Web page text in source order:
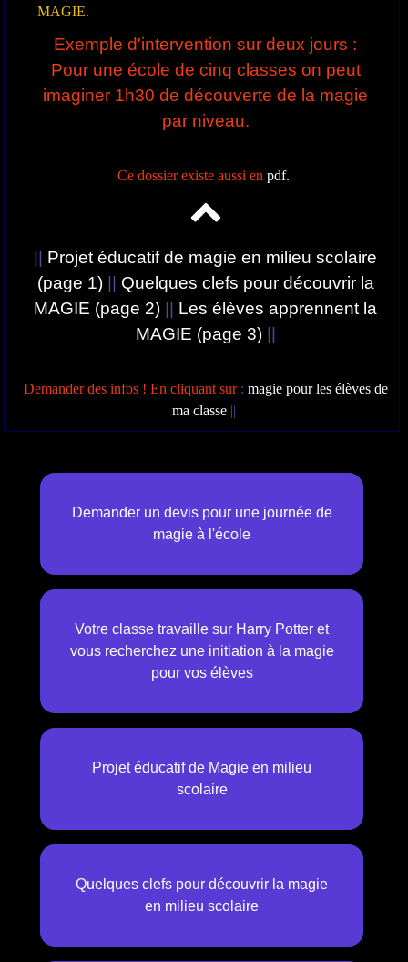
MAGIE.
Exemple d'intervention sur deux jours :
Pour une école de cinq classes on peut
imaginer 1h30 de découverte de la magie
par niveau.
Ce dossier existe aussi enpdf.
Projet éducatif de magie en milieu scolaire
(page 1)|| Quelques clefs pour découvrir la
MAGIE (page 2)
Les élèves apprennent la
MAGIE (page 3)||
Demander des infos ! En cliquant sur : magie pour les élèves de
ma classe||
Demander un devis pour une journée de
magie à l'école
Votre classe travaille sur Harry Potter et
vous recherchez une initiation à la magie
pour vos élèves
Projet éducatif de Magie en milieu
scolaire
Quelques clefs pour découvrir la magie
en milieu scolaire